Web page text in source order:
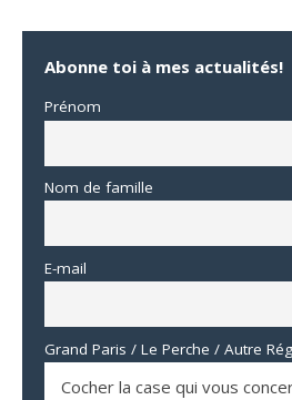
Abonne toi à mes actualités!
Prénom
Nom de famille
E-mail
Grand Paris / Le Perche / Autre